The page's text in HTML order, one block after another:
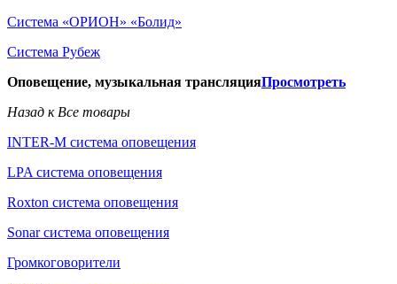
Система «ОРИОН» «Болид»
Система Рубеж
Оповещение, музыкальная трансляцияПросмотреть
Назад к Все товары
INTER-M система оповещения
LPA система оповещения
Roxton система оповещения
Sonar система оповещения
Громкоговорители